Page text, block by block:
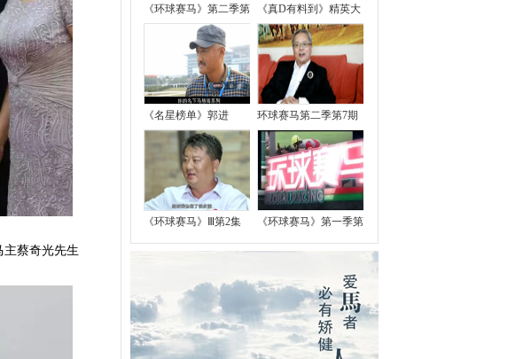
《环球赛马》第二季第 《真D有料到》精英大
《名星榜单》郭进 环球赛马第二季第7期
《环球赛马》Ⅲ第2集 《环球赛马》第一季第
主蔡奇光先生